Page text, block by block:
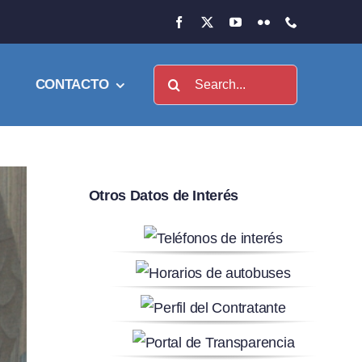
CONTACTO Buscar:
Otros Datos de Interés